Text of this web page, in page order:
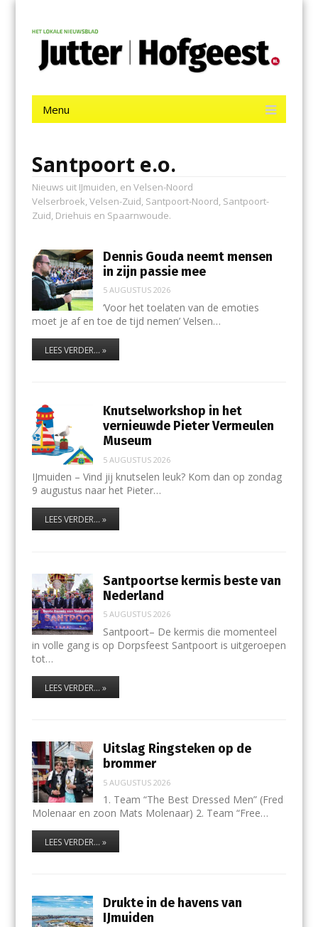
contentJutter | Hofgeest
Menu
Santpoort e.o.
Nieuws uit IJmuiden, en Velsen-Noord
Velserbroek, Velsen-Zuid, Santpoort-Noord, Santpoort-
Zuid, Driehuis en Spaarnwoude.
Dennis Gouda neemt mensen
in zijn passie mee
5 AUGUSTUS 2026
‘Voor het toelaten van de emoties
moet je af en toe de tijd nemen’ Velsen…
LEES VERDER... »
Knutselworkshop in het
vernieuwde Pieter Vermeulen
Museum
5 AUGUSTUS 2026
IJmuiden – Vind jij knutselen leuk? Kom dan op zondag
9 augustus naar het Pieter…
LEES VERDER... »
Santpoortse kermis beste van
Nederland
5 AUGUSTUS 2026
Santpoort– De kermis die momenteel
in volle gang is op Dorpsfeest Santpoort is uitgeroepen
tot…
LEES VERDER... »
Uitslag Ringsteken op de
brommer
5 AUGUSTUS 2026
1. Team “The Best Dressed Men” (Fred
Molenaar en zoon Mats Molenaar) 2. Team “Free…
LEES VERDER... »
Drukte in de havens van
IJmuiden